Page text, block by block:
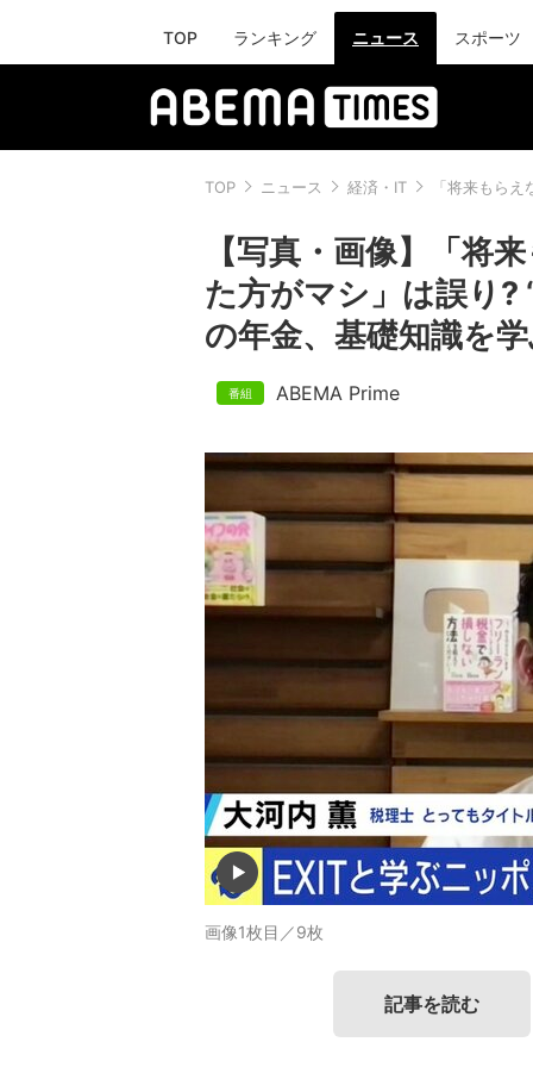
TOP ランキング ニュース スポーツ
TOP ニュース 経済・IT 「将来もら
【写真・画像】「将
た方がマシ」は誤り?
の年金、基礎知識を
ABEMA Prime
画像1枚目／9枚
記事を読む